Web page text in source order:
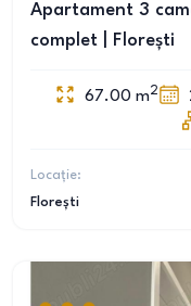
Apartament 3
complet | Florești
67.00 m2
Locație:
Florești